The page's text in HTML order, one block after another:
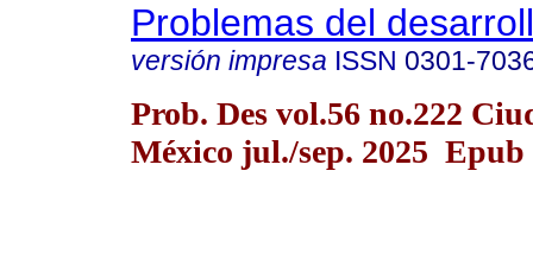
Problemas del
versión impresa ISSN 0301-
Prob. Des vol.56 no.222
México jul./sep. 2025 Epub